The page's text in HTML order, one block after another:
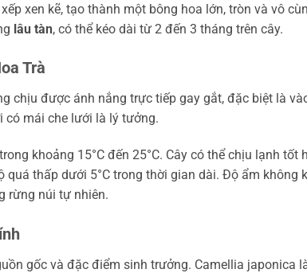
xen kẽ, tạo thành một bông hoa lớn, tròn và vô
lâu tàn, có thể kéo dài từ 2 đến 3 tháng trên cây.
Trà
chịu được ánh nắng trực tiếp gay gắt, đặc biệt là
có mái che lưới là lý tưởng.
khoảng 15°C đến 25°C. Cây có thể chịu lạnh tốt
thấp dưới 5°C trong thời gian dài. Độ ẩm không
rừng núi tự nhiên.
gốc và đặc điểm sinh trưởng. Camellia japonica